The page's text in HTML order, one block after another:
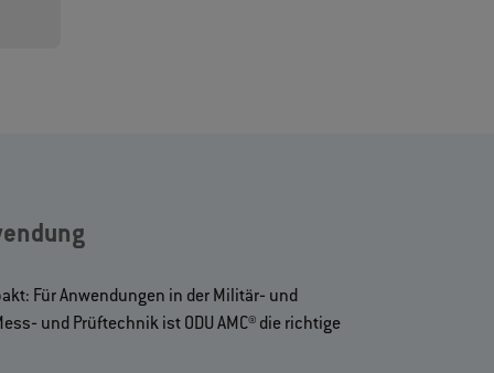
Für Anwendungen in der Militär‐ und
und Prüftechnik ist ODU AMC® die richtige